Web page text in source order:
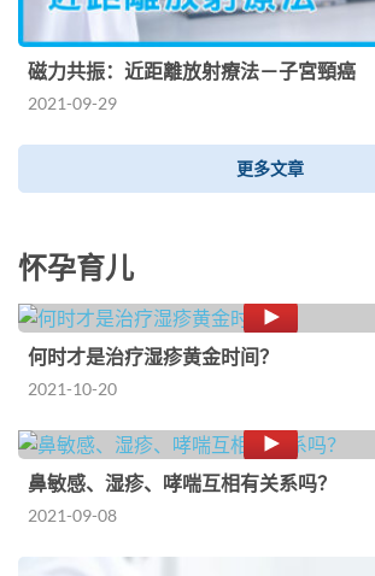
磁力共振：近距離放射療法－子宮頸癌
2021-09-29
更多文章
怀孕育儿
何时才是治疗湿疹黄金时间？
2021-10-20
鼻敏感、湿疹、哮喘互相有关系吗？
2021-09-08